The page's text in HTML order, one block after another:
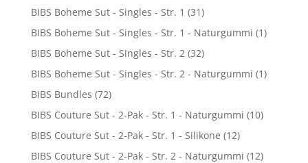
BIBS Boheme Sut - Singles - Str. 1 (31)
BIBS Boheme Sut - Singles - Str. 1 - Naturgummi (1)
BIBS Boheme Sut - Singles - Str. 2 (32)
BIBS Boheme Sut - Singles - Str. 2 - Naturgummi (1)
BIBS Bundles (72)
BIBS Couture Sut - 2-Pak - Str. 1 - Naturgummi (10)
BIBS Couture Sut - 2-Pak - Str. 1 - Silikone (12)
BIBS Couture Sut - 2-Pak - Str. 2 - Naturgummi (12)